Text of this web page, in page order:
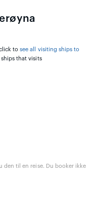
click tosee all visiting ships to
that visits
den til en reise. Du booker ikke